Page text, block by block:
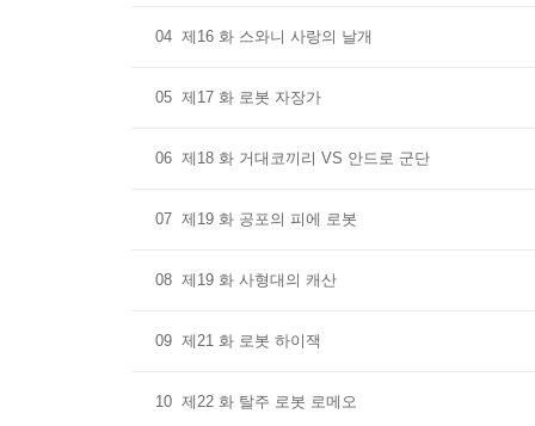
04 제16 화 스와니 사랑의 날개
05 제17 화 로봇 자장가
06 제18 화 거대코끼리 VS 안드로 군단
07 제19 화 공포의 피에 로봇
08 제19 화 사형대의 캐산
09 제21 화 로봇 하이잭
10 제22 화 탈주 로봇 로메오